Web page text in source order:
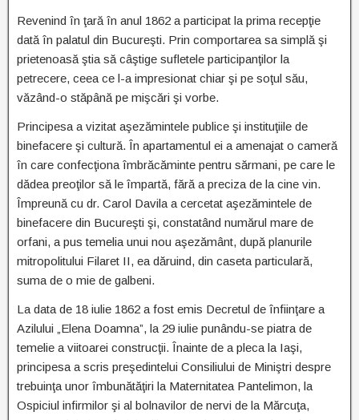
Revenind în ţară în anul 1862 a participat la prima recepţie
dată în palatul din Bucureşti. Prin comportarea sa simplă şi
prietenoasă ştia să câştige sufletele participanţilor la
petrecere, ceea ce l-a impresionat chiar şi pe soţul său,
văzând-o stăpână pe mişcări şi vorbe.
Principesa a vizitat aşezămintele publice şi instituţiile de
binefacere şi cultură. În apartamentul ei a amenajat o cameră
în care confecţiona îmbrăcăminte pentru sărmani, pe care le
dădea preoţilor să le împartă, fără a preciza de la cine vin.
Împreună cu dr. Carol Davila a cercetat aşezămintele de
binefacere din Bucureşti şi, constatând numărul mare de
orfani, a pus temelia unui nou aşezământ, după planurile
mitropolitului Filaret II, ea dăruind, din caseta particulară,
suma de o mie de galbeni.
La data de 18 iulie 1862 a fost emis Decretul de înfiinţare a
Azilului „Elena Doamna”, la 29 iulie punându-se piatra de
temelie a viitoarei construcţii. Înainte de a pleca la Iaşi,
principesa a scris preşedintelui Consiliului de Miniştri despre
trebuinţa unor îmbunătăţiri la Maternitatea Pantelimon, la
Ospiciul infirmilor şi al bolnavilor de nervi de la Mărcuţa,